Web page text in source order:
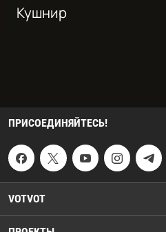
Кушнир
ПРИСОЕДИНЯЙТЕСЬ!
VOTVOT